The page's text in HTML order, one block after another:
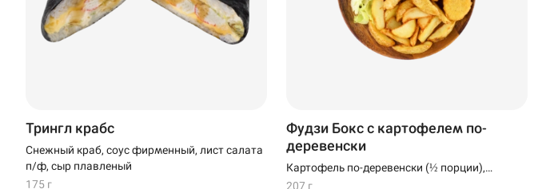
Трингл крабс
Снежный краб, соус фирменный, лист салата
п/ф, сыр плавленый
175 г
Фудзи Бокс с картофелем по-
деревенски
Картофель по-деревенски (½ порции),
креветка в темпуре (2 шт), наггетсы (4 шт)
207 г